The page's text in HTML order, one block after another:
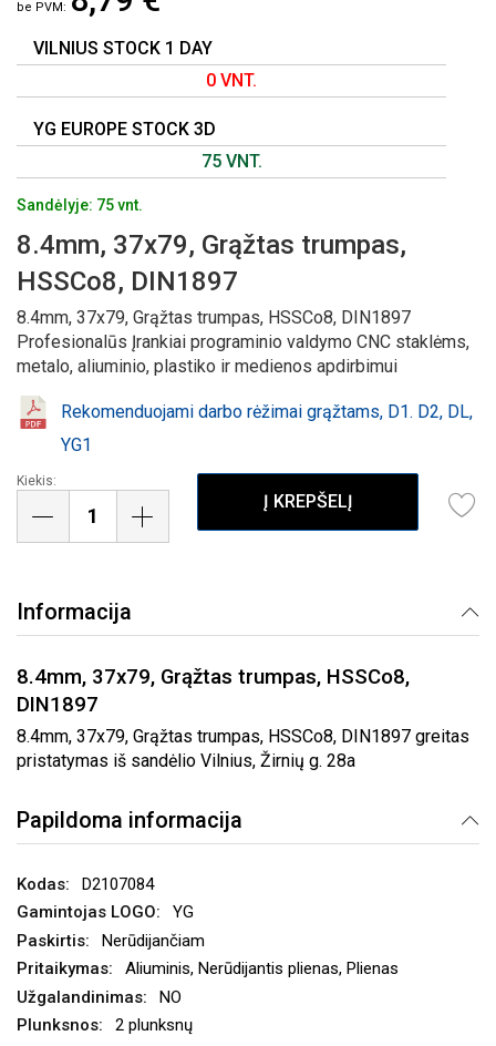
GALERIJOS
PRADŽIĄ
VILNIUS STOCK 1 DAY
0 VNT.
YG EUROPE STOCK 3D
75 VNT.
Sandėlyje: 75 vnt.
8.4mm, 37x79, Grąžtas trumpas,
HSSCo8, DIN1897
8.4mm, 37x79, Grąžtas trumpas, HSSCo8, DIN1897
Profesionalūs Įrankiai programinio valdymo CNC staklėms,
metalo, aliuminio, plastiko ir medienos apdirbimui
Rekomenduojami darbo rėžimai grąžtams, D1. D2, DL,
YG1
Kiekis:
Į KREPŠELĮ
Informacija
8.4mm, 37x79, Grąžtas trumpas, HSSCo8,
DIN1897
8.4mm, 37x79, Grąžtas trumpas, HSSCo8, DIN1897 greitas
pristatymas iš sandėlio Vilnius, Žirnių g. 28a
Papildoma informacija
D2107084
YG
Nerūdijančiam
Aliuminis, Nerūdijantis plienas, Plienas
NO
2 plunksnų